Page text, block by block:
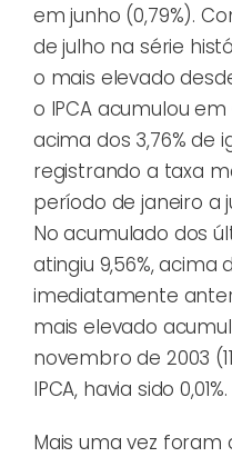
em junho (0,79%).
de julho na série
o mais elevado
o IPCA acumulou
acima dos 3,76% de
registrando a taxa
período de janeiro a
No acumulado dos
atingiu 9,56%, acima
imediatamente
mais elevado
novembro de 2003
IPCA, havia sido 0,01%.
Mais uma vez